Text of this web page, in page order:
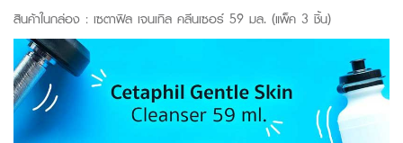
สินค้าในกล่อง : เซตาฟิล เจนเทิล คลีนเซอร์ 59 มล. (แพ็ค 3 ชิ้น)